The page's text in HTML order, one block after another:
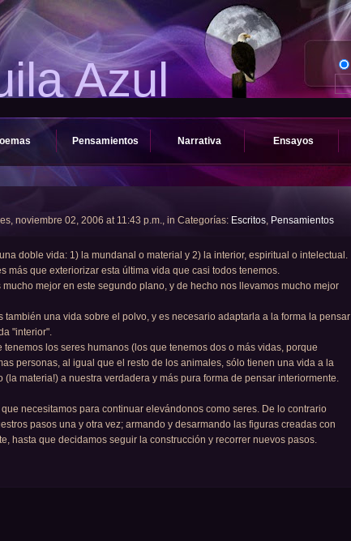
Azul
Pensamientos Narrativa Ensayos
noviembre 02, 2006 at 11:43 p.m., in Categorías: Escritos, Pensamientos
doble vida: 1) la mundanal o material y 2) la interior, espiritual o intelectual.
más que exteriorizar esta última vida que casi todos tenemos.
mucho mejor en este segundo plano, y de hecho nos llevamos mucho mejor
también una vida sobre el polvo, y es necesario adaptarla a la forma la pensar
"interior".
tenemos los seres humanos (los que tenemos dos o más vidas, porque
personas, al igual que el resto de los animales, sólo tienen una vida a la
(la materia!) a nuestra verdadera y más pura forma de pensar interiormente.
necesitamos para continuar elevándonos como seres. De lo contrario
pasos una y otra vez; armando y desarmando las figuras creadas con
hasta que decidamos seguir la construcción y recorrer nuevos pasos.